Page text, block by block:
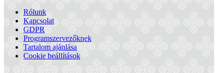
Slovakia Ring
Rólunk
Kapcsolat
GDPR
Programszervezőknek
Tartalom ajánlása
Cookie beállítások